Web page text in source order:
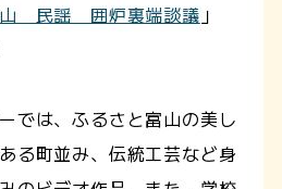
山 民謡 囲炉裏端談議 」
では、ふるさと富山の美し
る町並み、伝統工芸など身